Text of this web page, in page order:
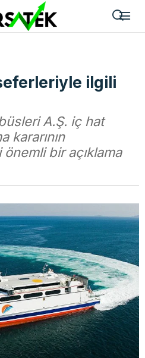
ilgili
A.Ş. iç hat
kararının
bir açıklama